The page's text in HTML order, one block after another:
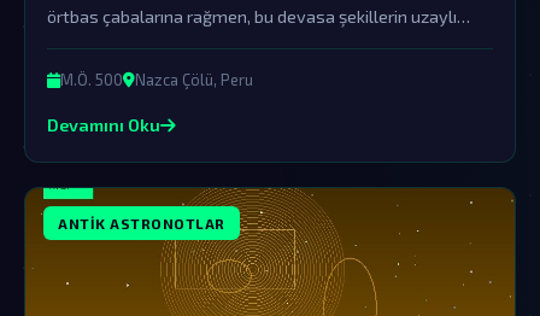
örtbas çabalarına rağmen, bu devasa şekillerin uzaylı
ziyaretlerinin kesin kanıtları olduğu söyleniyor.
M.Ö. 500 Nazca Çölü, Peru
Devamını Oku
ANTIK ASTRONOTLAR